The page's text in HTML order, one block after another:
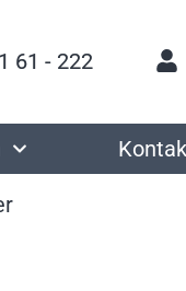
61 - 222